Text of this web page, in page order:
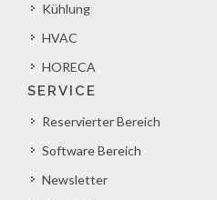
Kühlung
HVAC
HORECA
SERVICE
Reservierter Bereich
Software Bereich
Newsletter